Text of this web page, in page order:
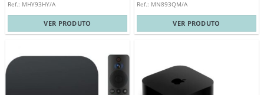
Ref.: MHY93HY/A
VER PRODUTO
Ref.: MN893QM/A
VER PRODUTO